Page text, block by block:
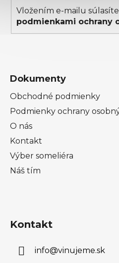
Vložením e-mailu
podmienkami ochrany
Dokumenty
Obchodné podmienky
Podmienky ochrany
O nás
Kontakt
Výber someliéra
Náš tím
Kontakt
info@vinujeme.sk